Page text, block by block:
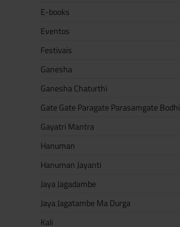
E-books
Eventos
Festivais
Ganesha
Ganesha Chaturthi
Gate Gate Paragate Parasamgate
Gayatri Mantra
Hanuman
Hanuman Jayanti
Jaya Jagadambe
Jaya Jagatambe Ma Durga
Kali